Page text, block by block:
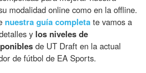
modalidad online como en la offline.
nuestra guía completa te vamos a
y los niveles de
de UT Draft en la actual
de fútbol de EA Sports.